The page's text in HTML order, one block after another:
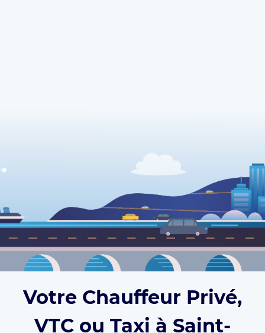
Votre Chauffeur Privé,
VTC ou Taxi à Saint-